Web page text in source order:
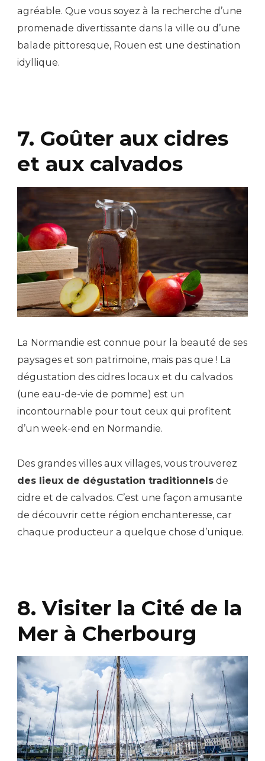
agréable. Que vous soyez à la recherche d’une
promenade divertissante dans la ville ou d’une
balade pittoresque, Rouen est une destination
idyllique.
7. Goûter aux cidres
et aux calvados
La Normandie est connue pour la beauté de ses
paysages et son patrimoine, mais pas que ! La
dégustation des cidres locaux et du calvados
(une eau-de-vie de pomme) est un
incontournable pour tout ceux qui profitent
d’un week-end en Normandie.
Des grandes villes aux villages, vous trouverez
des lieux de dégustation traditionnels de
cidre et de calvados. C’est une façon amusante
de découvrir cette région enchanteresse, car
chaque producteur a quelque chose d’unique.
8. Visiter la Cité de la
Mer à Cherbourg